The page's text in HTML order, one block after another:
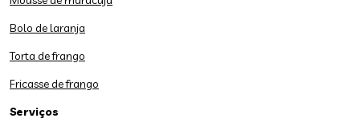
Bolo de laranja
Torta de frango
Fricasse de frango
Serviços